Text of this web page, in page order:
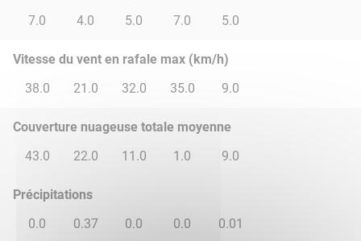
7.0
4.0 5.0 7.0 5.0
Vitesse du vent en rafale max (km/h)
38.0
21.0 32.0 35.0 9.0
Couverture nuageuse totale moyenne
43.0
22.0 11.0 1.0 9.0
Précipitations
0.0
0.37 0.0 0.0 0.01